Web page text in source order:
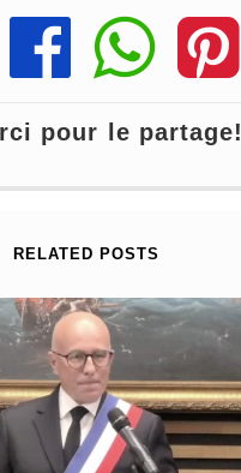
Share
Share
Share
pour le partage!
RELATED POSTS